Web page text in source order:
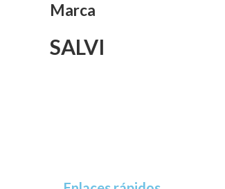
Marca
SALVI